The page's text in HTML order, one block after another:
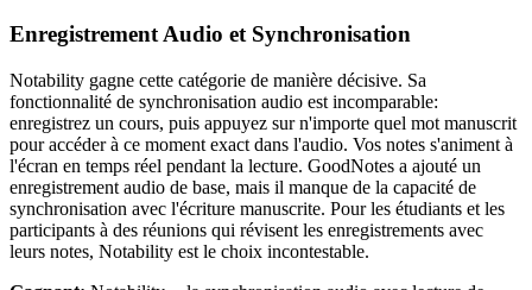
Enregistrement Audio et Synchronisation
Notability gagne cette catégorie de manière décisive. Sa
fonctionnalité de synchronisation audio est incomparable:
enregistrez un cours, puis appuyez sur n'importe quel mot manuscrit
pour accéder à ce moment exact dans l'audio. Vos notes s'animent à
l'écran en temps réel pendant la lecture. GoodNotes a ajouté un
enregistrement audio de base, mais il manque de la capacité de
synchronisation avec l'écriture manuscrite. Pour les étudiants et les
participants à des réunions qui révisent les enregistrements avec
leurs notes, Notability est le choix incontestable.